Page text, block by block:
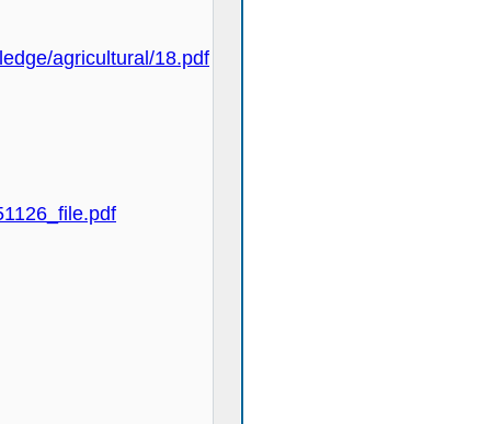
agricultural/18.pdf